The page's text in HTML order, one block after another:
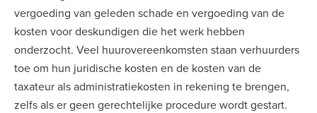
vergoeding van geleden schade en vergoeding van de
kosten voor deskundigen die het werk hebben
onderzocht. Veel huurovereenkomsten staan verhuurders
toe om hun juridische kosten en de kosten van de
taxateur als administratiekosten in rekening te brengen,
zelfs als er geen gerechtelijke procedure wordt gestart.